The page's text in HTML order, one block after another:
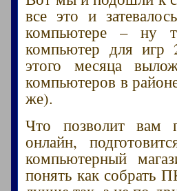
все это и
компьютере – ну
компьютер для игр
этого месяца
компьютеров в
же).
Что позволит вам
онлайн,
компьютерный
понять как собрать